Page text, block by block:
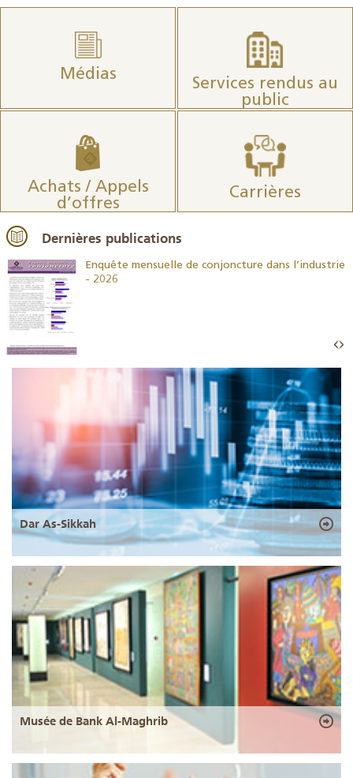
Médias
Services rendus au
public
Achats / Appels
d’offres
Carrières
Dernières publications
Enquête mensuelle de conjoncture dans l’industrie
- 2026
Dar As-Sikkah
Musée de Bank Al-Maghrib